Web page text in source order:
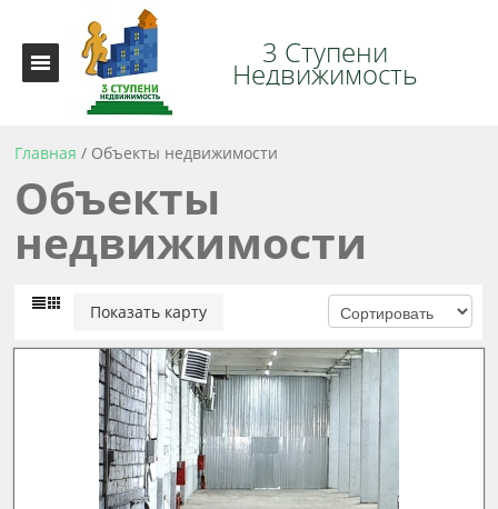
3 Ступени
Недвижимость
Главная / Объекты недвижимости
Объекты
недвижимости
Показать карту